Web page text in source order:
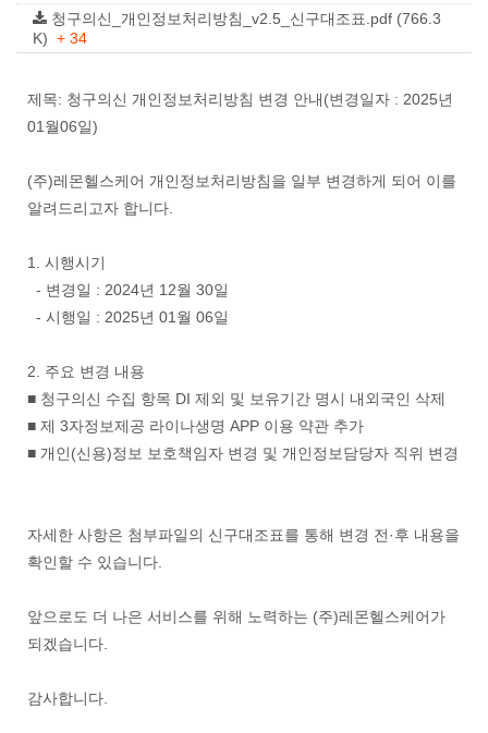
청구의신_개인정보처리방침_v2.5_신구대조표.pdf (766.3
K) + 34
제목: 청구의신 개인정보처리방침 변경 안내(변경일자 : 2025년
01월06일)
(주)레몬헬스케어 개인정보처리방침을 일부 변경하게 되어 이를
알려드리고자 합니다.
1. 시행시기
- 변경일 : 2024년 12월 30일
- 시행일 : 2025년 01월 06일
2. 주요 변경 내용
■ 청구의신 수집 항목 DI 제외 및 보유기간 명시 내외국인 삭제
■ 제 3자정보제공 라이나생명 APP 이용 약관 추가
■ 개인(신용)정보 보호책임자 변경 및 개인정보담당자 직위 변경
자세한 사항은 첨부파일의 신구대조표를 통해 변경 전·후 내용을
확인할 수 있습니다.
앞으로도 더 나은 서비스를 위해 노력하는 (주)레몬헬스케어가
되겠습니다.
감사합니다.